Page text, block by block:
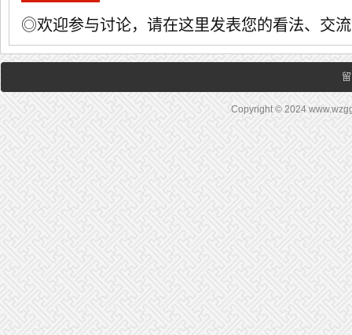
◎欢迎参与讨论，请在这里发表您的看法、交
Copyright © 2024